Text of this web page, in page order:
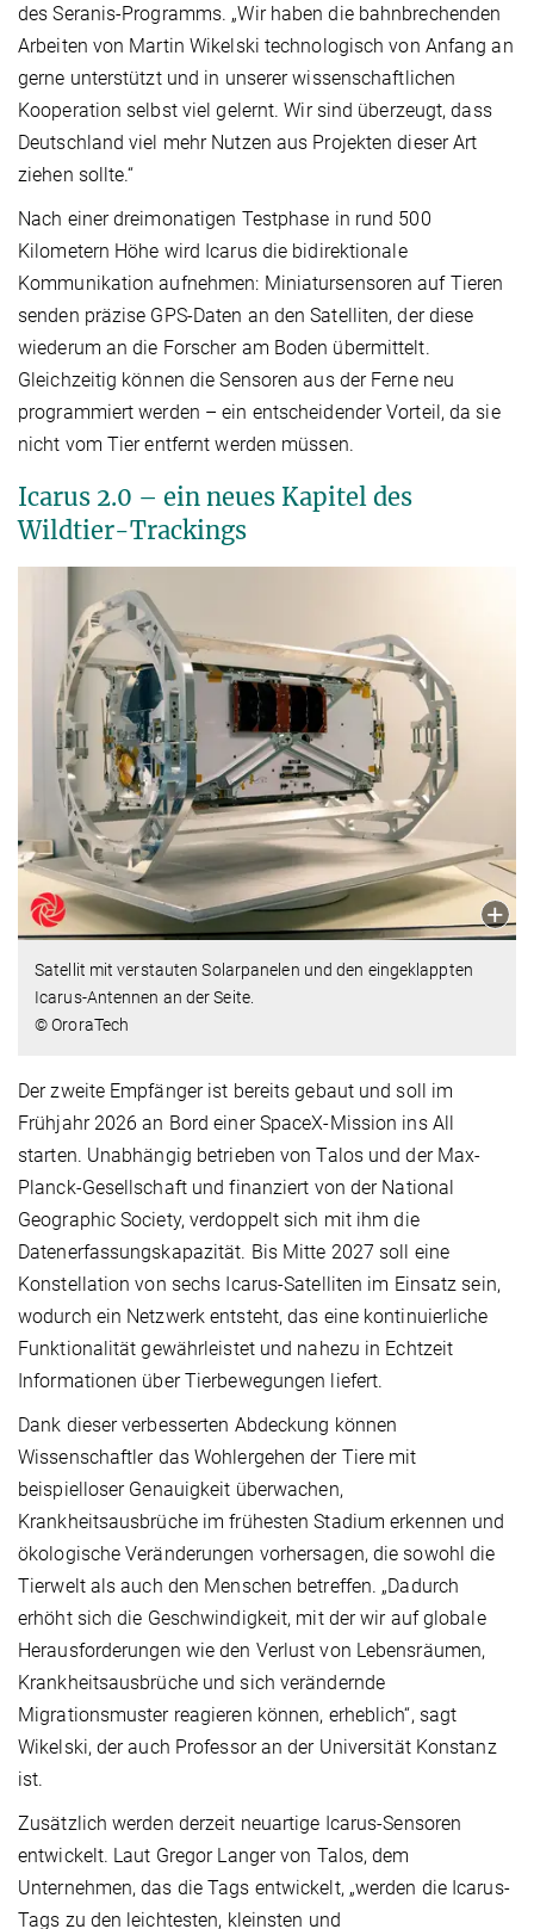
des Seranis-Programms. „Wir haben die bahnbrechenden
Arbeiten von Martin Wikelski technologisch von Anfang an
gerne unterstützt und in unserer wissenschaftlichen
Kooperation selbst viel gelernt. Wir sind überzeugt, dass
Deutschland viel mehr Nutzen aus Projekten dieser Art
ziehen sollte.“
Nach einer dreimonatigen Testphase in rund 500
Kilometern Höhe wird Icarus die bidirektionale
Kommunikation aufnehmen: Miniatursensoren auf Tieren
senden präzise GPS-Daten an den Satelliten, der diese
wiederum an die Forscher am Boden übermittelt.
Gleichzeitig können die Sensoren aus der Ferne neu
programmiert werden – ein entscheidender Vorteil, da sie
nicht vom Tier entfernt werden müssen.
Icarus 2.0 – ein neues Kapitel des
Wildtier-Trackings
Satellit mit verstauten Solarpanelen und den eingeklappten
Icarus-Antennen an der Seite.
© OroraTech
Der zweite Empfänger ist bereits gebaut und soll im
Frühjahr 2026 an Bord einer SpaceX-Mission ins All
starten. Unabhängig betrieben von Talos und der Max-
Planck-Gesellschaft und finanziert von der National
Geographic Society, verdoppelt sich mit ihm die
Datenerfassungskapazität. Bis Mitte 2027 soll eine
Konstellation von sechs Icarus-Satelliten im Einsatz sein,
wodurch ein Netzwerk entsteht, das eine kontinuierliche
Funktionalität gewährleistet und nahezu in Echtzeit
Informationen über Tierbewegungen liefert.
Dank dieser verbesserten Abdeckung können
Wissenschaftler das Wohlergehen der Tiere mit
beispielloser Genauigkeit überwachen,
Krankheitsausbrüche im frühesten Stadium erkennen und
ökologische Veränderungen vorhersagen, die sowohl die
Tierwelt als auch den Menschen betreffen. „Dadurch
erhöht sich die Geschwindigkeit, mit der wir auf globale
Herausforderungen wie den Verlust von Lebensräumen,
Krankheitsausbrüche und sich verändernde
Migrationsmuster reagieren können, erheblich“, sagt
Wikelski, der auch Professor an der Universität Konstanz
ist.
Zusätzlich werden derzeit neuartige Icarus-Sensoren
entwickelt. Laut Gregor Langer von Talos, dem
Unternehmen, das die Tags entwickelt, „werden die Icarus-
Tags zu den leichtesten, kleinsten und